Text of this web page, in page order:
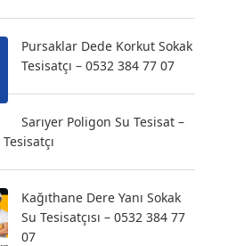
Pursaklar Dede Korkut Sokak
Tesisatçı – 0532 384 77 07
Sarıyer Poligon Su Tesisat –
Kağıthane Dere Yanı Sokak
Su Tesisatçısı – 0532 384 77
07